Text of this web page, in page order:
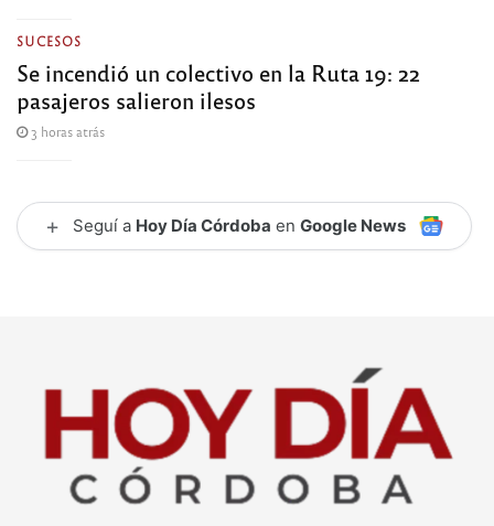
SUCESOS
Se incendió un colectivo en la Ruta 19: 22
pasajeros salieron ilesos
3 horas atrás
+ Seguí a Hoy Día Córdoba en Google News